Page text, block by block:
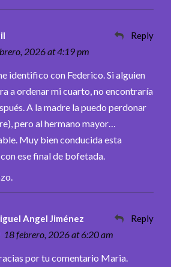
2026 at 4:19 pm
Reply
identifico con Federico. Si alguien
a ordenar mi cuarto, no encontraría
A la madre la puedo perdonar
pero al hermano mayor…
Muy bien conducida esta
ese final de bofetada.
Angel Jiménez
18 febrero, 2026 at 6:20 am
Reply
por tu comentario Maria.